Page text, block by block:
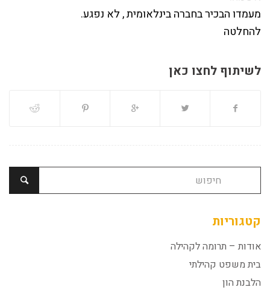
מעמדו הבכיר בחברה בינלאומית , לא נפגע.
להחלטה
לשיתוף לחצו כאן
קטגוריות
אודות – תרומה לקהילה
בית משפט קהילתי
הלבנת הון